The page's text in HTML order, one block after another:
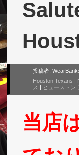
投稿者:
Houston Texans |
ス | ヒューストン
当店